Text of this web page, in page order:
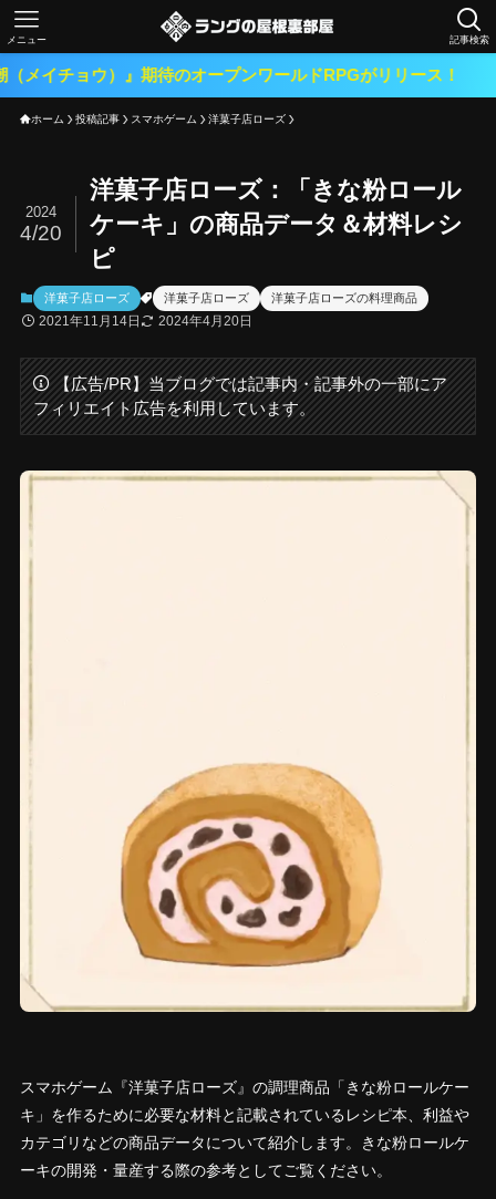
記事検索
メニュー
』期待のオープンワールドRPGがリリース！
ホーム 投稿記事 スマホゲーム 洋菓子店ローズ
洋菓子店ローズ：「きな粉ロール
ケーキ」の商品データ＆材料レシ
ピ
2024
4/20
洋菓子店ローズ 洋菓子店ローズ 洋菓子店ローズの料理商品
2021年11月14日 2024年4月20日
【広告/PR】当ブログでは記事内・記事外の一部にア
フィリエイト広告を利用しています。
スマホゲーム『洋菓子店ローズ』の調理商品「きな粉ロールケー
キ」を作るために必要な材料と記載されているレシピ本、利益や
カテゴリなどの商品データについて紹介します。きな粉ロールケ
ーキの開発・量産する際の参考としてご覧ください。